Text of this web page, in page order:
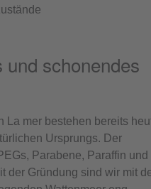
schonendes
La mer bestehen bereits
Ursprungs. Der
Parabene, Paraffin und
der Gründung sind wir mit